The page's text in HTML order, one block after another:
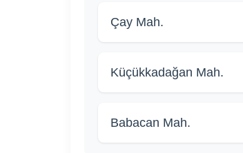
Çay Mah.
Küçükkadağan Mah.
Babacan Mah.